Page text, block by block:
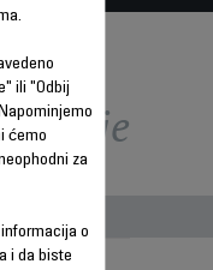
1.80 m
ili "Odbij
ćemo
za
o
i da biste